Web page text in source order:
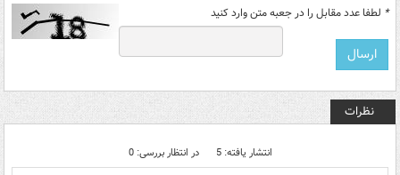
* لطفا عدد مقابل را در جعبه متن وارد کنید
نظرات
انتشار یافته: 5 در انتظار بررسی: 0